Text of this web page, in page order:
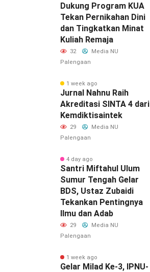
Dukung Program KUA
Tekan Pernikahan Dini
dan Tingkatkan Minat
Kuliah Remaja
32
Media NU
Palengaan
1 week ago
Jurnal Nahnu Raih
Akreditasi SINTA 4 dari
Kemdiktisaintek
29
Media NU
Palengaan
4 day ago
Santri Miftahul Ulum
Sumur Tengah Gelar
BDS, Ustaz Zubaidi
Tekankan Pentingnya
Ilmu dan Adab
29
Media NU
Palengaan
1 week ago
‎Gelar Milad Ke-3, IPNU-